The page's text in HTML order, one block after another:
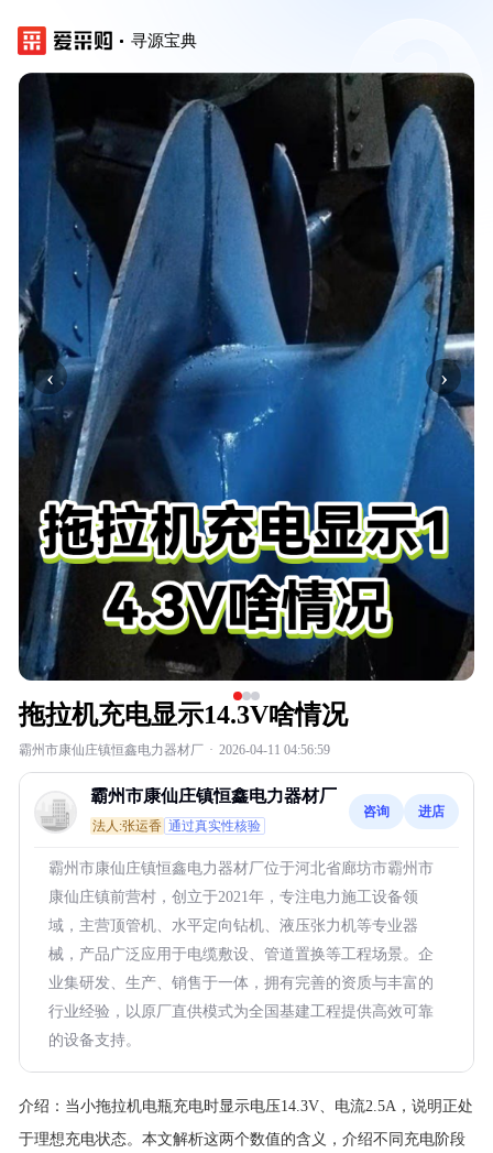
寻源宝典
‹ ›
拖拉机充电显示14.3V啥情况
霸州市康仙庄镇恒鑫电力器材厂 · 2026-04-11 04:56:59
霸州市康仙庄镇恒鑫电力器材厂
法人:张运香 通过真实性核验
咨询 进店
霸州市康仙庄镇恒鑫电力器材厂位于河北省廊坊市霸州市
康仙庄镇前营村，创立于2021年，专注电力施工设备领
域，主营顶管机、水平定向钻机、液压张力机等专业器
械，产品广泛应用于电缆敷设、管道置换等工程场景。企
业集研发、生产、销售于一体，拥有完善的资质与丰富的
行业经验，以原厂直供模式为全国基建工程提供高效可靠
的设备支持。
介绍： 当小拖拉机电瓶充电时显示电压14.3V、电流2.5A，说明正处
于理想充电状态。本文解析这两个数值的含义，介绍不同充电阶段